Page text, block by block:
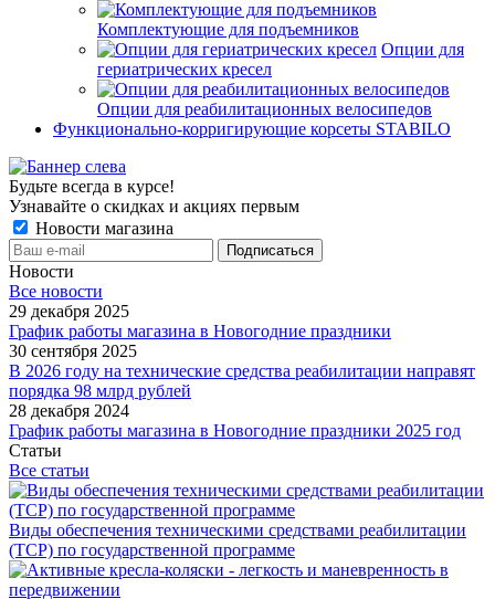
Комплектующие для подъемников
Опции для
гериатрических кресел
Опции для реабилитационных велосипедов
Функционально-корригирующие корсеты STABILO
Будьте всегда в курсе!
Узнавайте о скидках и акциях первым
Новости магазина
Новости
Все новости
29 декабря 2025
График работы магазина в Новогодние праздники
30 сентября 2025
В 2026 году на технические средства реабилитации направят
порядка 98 млрд рублей
28 декабря 2024
График работы магазина в Новогодние праздники 2025 год
Статьи
Все статьи
Виды обеспечения техническими средствами реабилитации
(ТСР) по государственной программе